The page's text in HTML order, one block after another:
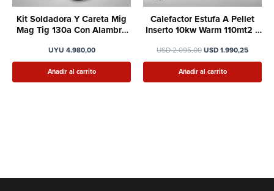
Kit Soldadora Y Careta Mig
Mag Tig 130a Con Alambre
UYU 4.980,00
Añadir al carrito
Calefactor Estufa A Pellet
Inserto 10kw Warm 110mt2 +
USD2.095,00 USD 1.990,25
Añadir al carrito